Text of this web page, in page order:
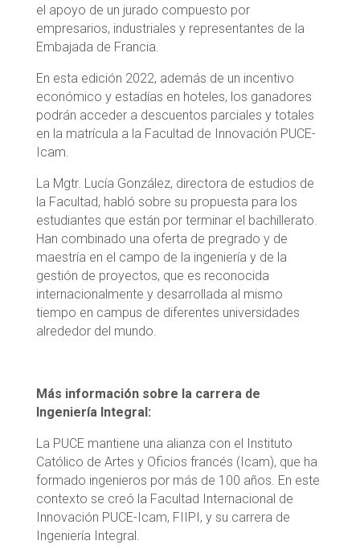
el apoyo de un jurado compuesto por
empresarios, industriales y representantes de la
Embajada de Francia.
En esta edición 2022, además de un incentivo
económico y estadías en hoteles, los ganadores
podrán acceder a descuentos parciales y totales
en la matrícula a la Facultad de Innovación PUCE-
Icam.
La Mgtr. Lucía González, directora de estudios de
la Facultad, habló sobre su propuesta para los
estudiantes que están por terminar el bachillerato.
Han combinado una oferta de pregrado y de
maestría en el campo de la ingeniería y de la
gestión de proyectos, que es reconocida
internacionalmente y desarrollada al mismo
tiempo en campus de diferentes universidades
alrededor del mundo.
Más información sobre la carrera de
Ingeniería Integral:
La PUCE mantiene una alianza con el Instituto
Católico de Artes y Oficios francés (Icam), que ha
formado ingenieros por más de 100 años. En este
contexto se creó la Facultad Internacional de
Innovación PUCE-Icam, FIIPI, y su carrera de
Ingeniería Integral.